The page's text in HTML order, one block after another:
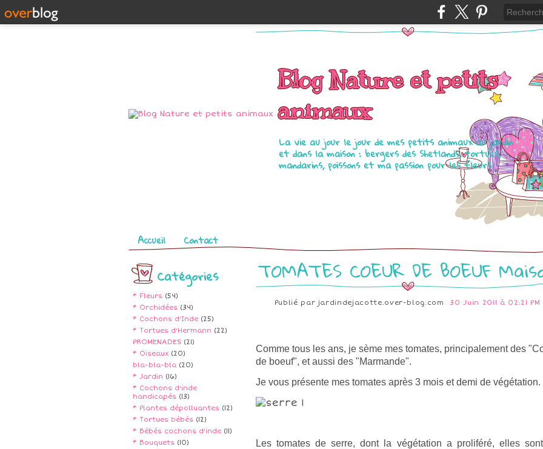
Blog Nature et petits
animaux
La vie au jour le jour de mes petits animaux au jardin
et dans la maison : bergers des Shetlands, tortues,
mandarins, poissons et ma passion pour les fleurs.
Pages
Accueil Contact
Catégories
* Fleurs (54)
* Orchidées (34)
* Cochons d'Inde (25)
* Tortues d'Hermann (22)
PROMENADES (21)
* Oiseaux (20)
bla-bla-bla (20)
* Jardin (16)
* Cochons d'inde
handicapés (13)
* Plantes dépolluantes (12)
* Tortues bébés (12)
* Bébés cochons d'inde (11)
* Bouquets (10)
TOMATES COEUR DE BOEUF
Publié par jardindejacotte.over-blog.com 30 Juin 2011 à 02:21 PM
Comme tous les ans, je sème mes tomates, principalement des
de boeuf", et aussi des "Marmande".
Je vous présente mes tomates après 3 mois et demi de végétation.
Les tomates de serre, dont la végétation a proliféré, elles